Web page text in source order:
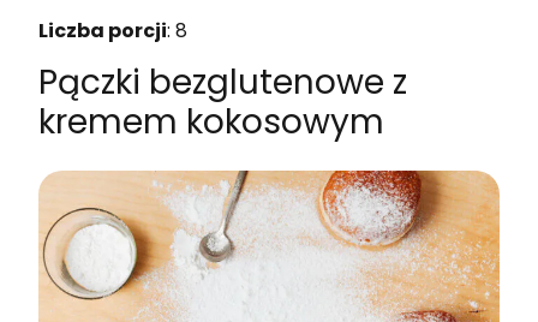
Liczba porcji: 8
Pączki bezglutenowe z
kremem kokosowym